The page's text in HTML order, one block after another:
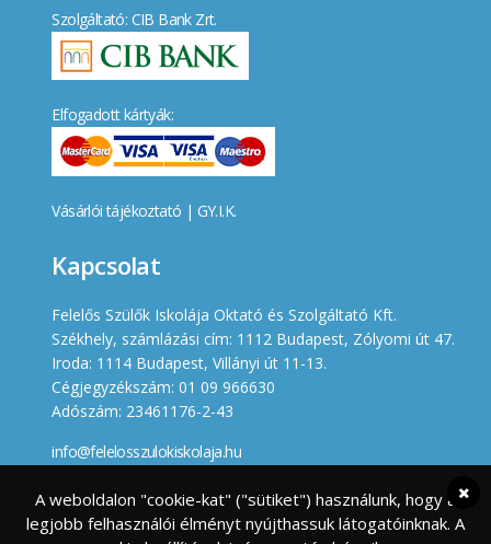
Szolgáltató: CIB Bank Zrt.
Elfogadott kártyák:
Vásárlói tájékoztató | GY.I.K.
Kapcsolat
Felelős Szülők Iskolája Oktató és Szolgáltató Kft.
Székhely, számlázási cím: 1112 Budapest, Zólyomi út 47.
Iroda: 1114 Budapest, Villányi út 11-13.
Cégjegyzékszám: 01 09 966630
Adószám: 23461176-2-43
info@felelosszulokiskolaja.hu
A weboldalon "cookie-kat" ("sütiket") használunk, hogy a
legjobb felhasználói élményt nyújthassuk látogatóinknak. A